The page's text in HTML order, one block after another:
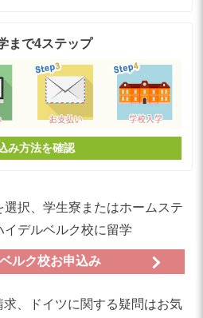
まで4ステップ
み方法を確認
選択、学生寮またはホームステ
デルベルク校に留学
ルク校お申込み
、ドイツに関する疑問はお気